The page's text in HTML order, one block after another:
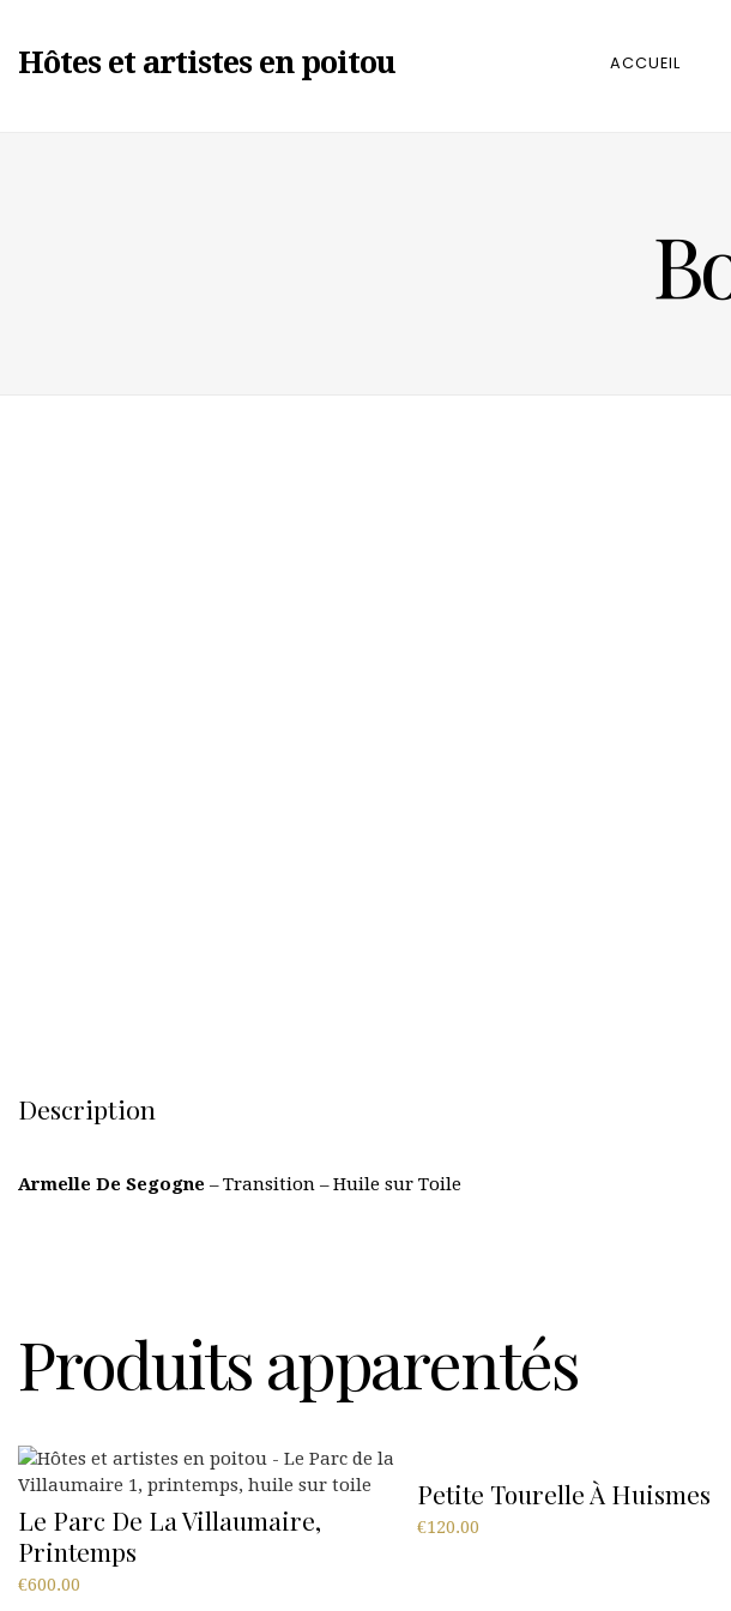
Hôtes et artistes en poitou ACCUEIL
Description
Armelle De Segogne – Transition – Huile sur Toile
Produits apparentés
Le Parc De La Villaumaire,
Printemps
€600.00
Petite Tourelle À Huismes
€120.00